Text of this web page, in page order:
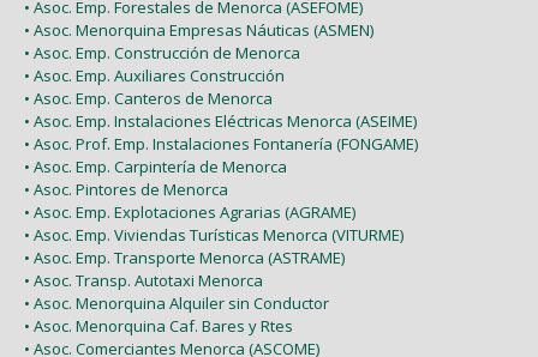
• Asoc. Emp. Forestales de Menorca (ASEFOME)
• Asoc. Menorquina Empresas Náuticas (ASMEN)
• Asoc. Emp. Construcción de Menorca
• Asoc. Emp. Auxiliares Construcción
• Asoc. Emp. Canteros de Menorca
• Asoc. Emp. Instalaciones Eléctricas Menorca (ASEIME)
• Asoc. Prof. Emp. Instalaciones Fontanería (FONGAME)
• Asoc. Emp. Carpintería de Menorca
• Asoc. Pintores de Menorca
• Asoc. Emp. Explotaciones Agrarias (AGRAME)
• Asoc. Emp. Viviendas Turísticas Menorca (VITURME)
• Asoc. Emp. Transporte Menorca (ASTRAME)
• Asoc. Transp. Autotaxi Menorca
• Asoc. Menorquina Alquiler sin Conductor
• Asoc. Menorquina Caf. Bares y Rtes
• Asoc. Comerciantes Menorca (ASCOME)